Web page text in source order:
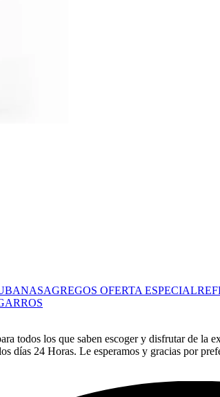
AGREGOS OFERTA ESPECIAL
todos los que saben escoger y disfrutar de
días 24 Horas. Le esperamos y gracias por